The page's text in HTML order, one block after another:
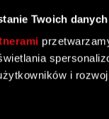
Twoich danych
i